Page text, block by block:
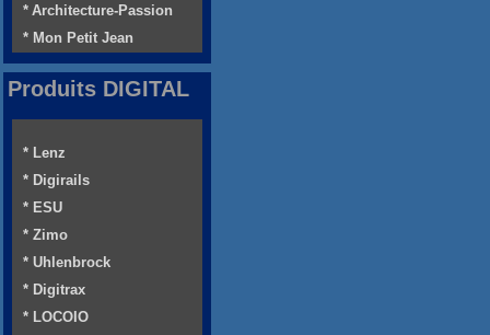
* Architecture-Passion
* Mon Petit Jean
Produits DIGITAL
* Lenz
* Digirails
* ESU
* Zimo
* Uhlenbrock
* Digitrax
* LOCOIO